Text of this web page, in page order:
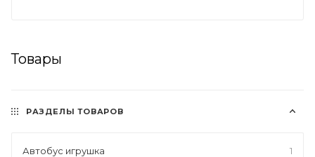
Товары
РАЗДЕЛЫ ТОВАРОВ
Автобус игрушка 1